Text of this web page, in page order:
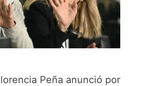
Peña anunció por